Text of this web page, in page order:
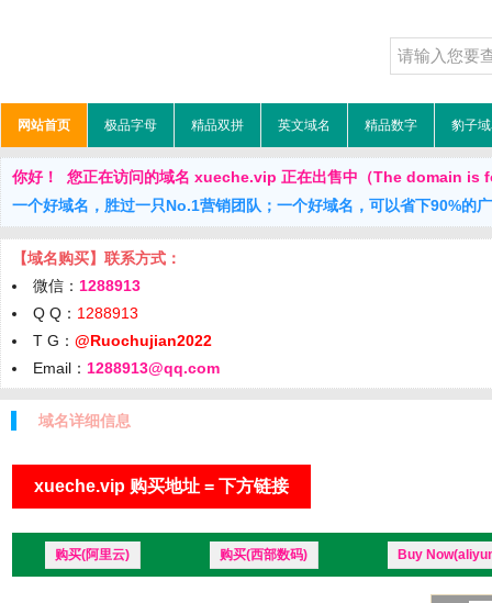
网站首页 极品字母 精品双拼 英文域名 精品数字 豹子
你好！ 您正在访问的域名 xueche.vip 正在出售中（The domain is
一个好域名，胜过一只No.1营销团队；一个好域名，可以省下90%的
【域名购买】联系方式：
微信： 1288913
Q Q： 1288913
T G： @Ruochujian2022
Email： 1288913@qq.com
域名详细信息
xueche.vip 购买地址 = 下方链接
购买(阿里云) 购买(西部数码) Buy